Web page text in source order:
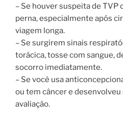
– Se houver suspeita de TVP
perna, especialmente após
viagem longa.
– Se surgirem sinais
torácica, tosse com sangue,
socorro imediatamente.
– Se você usa
ou tem câncer e desenvolveu
avaliação.